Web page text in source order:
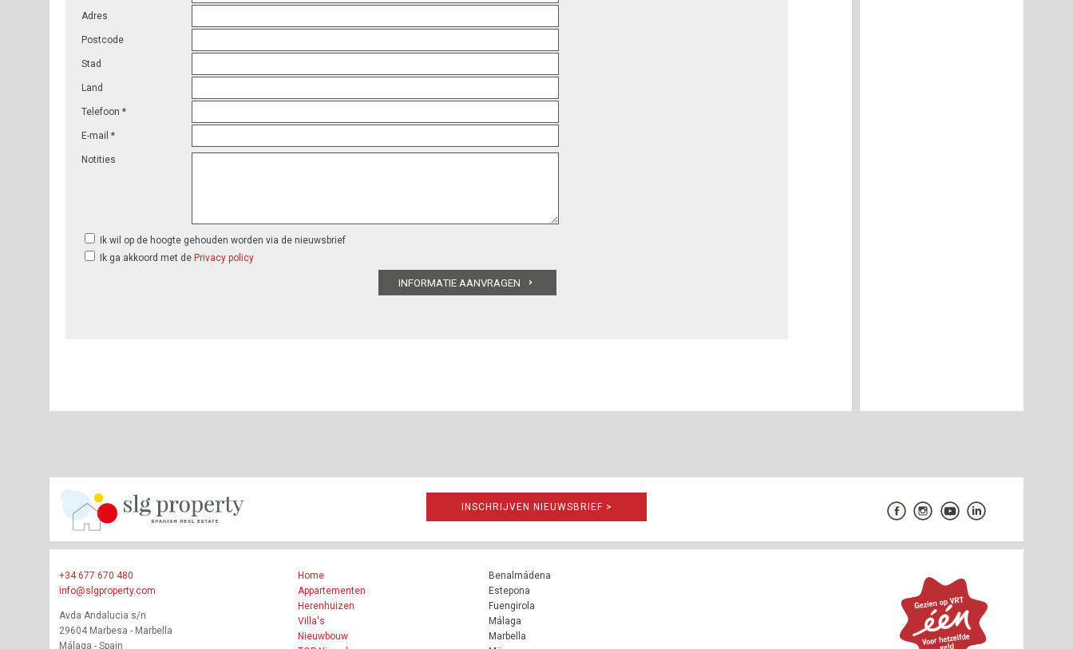
Adres
Postcode
Stad
Land
Telefoon *
E-mail *
Notities
Ik wil op de hoogte gehouden worden via de nieuwsbrief
Ik ga akkoord met de Privacy policy
INSCHRIJVEN NIEUWSBRIEF >
+34 677 670 480
info@slgproperty.com
Avda Andalucia s/n
29604 Marbesa - Marbella
Málaga - Spain
Home
Appartementen
Herenhuizen
Villa's
Nieuwbouw
Benalmádena
Estepona
Fuengirola
Málaga
Marbella